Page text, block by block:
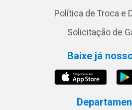
Política de Troca e
Solicitação de
Baixe já